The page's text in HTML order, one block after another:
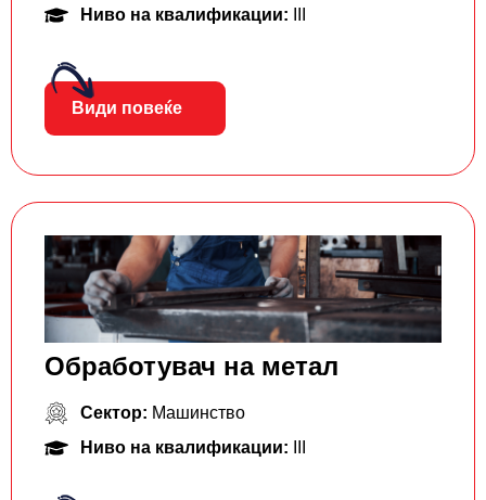
Ниво на квалификации:
Види повеќе
Обработувач на метал
Сектор: Машинство
Ниво на квалификации: